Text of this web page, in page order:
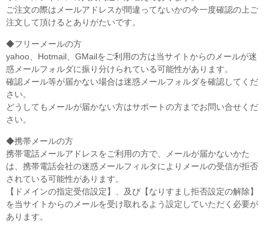
ご注文の際はメールアドレスが間違ってないかの今一度確認の上ご
注文して頂けるとありがたいです。
◆フリーメールの方
yahoo、Hotmail、GMailをご利用の方は当サイトからのメールが迷
惑メールフォルダに振り分けられている可能性があります。
確認メール等が届かない場合は迷惑メールフォルダを確認してくだ
さい。
どうしてもメールが届かない方はサポートの方までお問い合せくだ
さい。
◆携帯メールの方
携帯電話メールアドレスをご利用の方で、メールが届かないかた
は、携帯電話会社の迷惑メールフィルタによりメールの受信が拒否
されている可能性があります。
【ドメインの指定受信設定】、及び【なりすまし拒否設定の解除】
を当サイトからのメールを受け取れるよう設定していただく必要が
あります。